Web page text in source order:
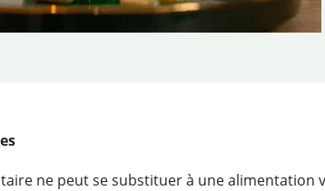
ne peut se substituer à une alimentation